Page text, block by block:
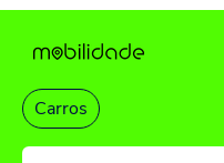
Carros